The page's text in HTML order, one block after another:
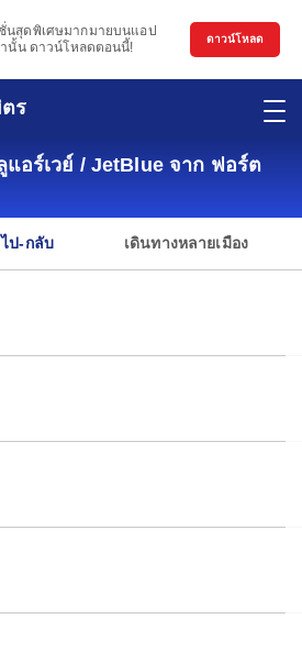
นสุดพิเศษมากมายบนแอป
านั้น ดาวน์โหลดตอนนี้!
ดาวน์โหลด
ร
แอร์เวย์ / JetBlue จาก ฟอร์ต
ไป-กลับ เดินทางหลายเมือง